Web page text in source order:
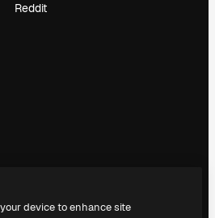
Reddit
device to enhance site